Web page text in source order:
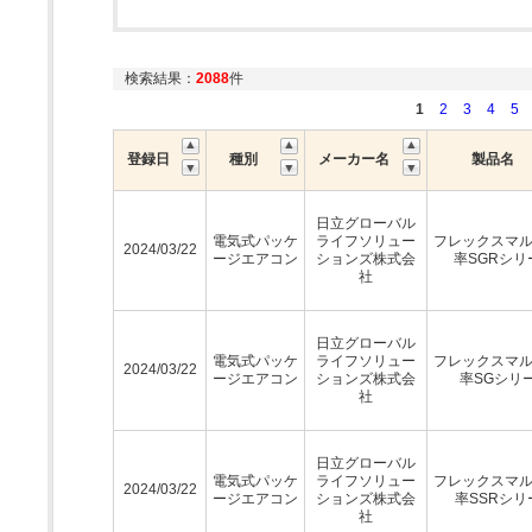
検索結果： 2088件
1
2 3 4 5
登録日 種別 メーカー名 製品名
2024/03/22
電気式パッケ
ージエアコン
日立グローバル
ライフソリュー
ションズ株式会
社
フレックスマ
率SGRシリ
2024/03/22
電気式パッケ
ージエアコン
日立グローバル
ライフソリュー
ションズ株式会
社
フレックスマ
率SGシリ
2024/03/22
電気式パッケ
ージエアコン
日立グローバル
ライフソリュー
ションズ株式会
社
フレックスマ
率SSRシリ